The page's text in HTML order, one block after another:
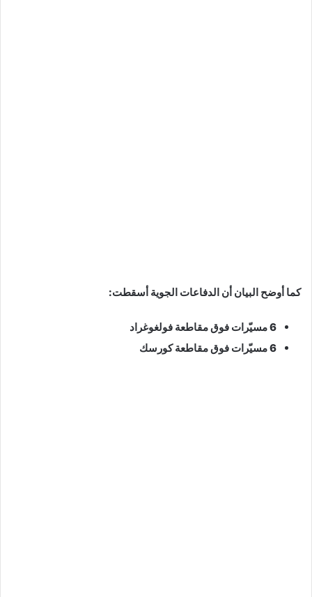
كما أوضح البيان أن الدفاعات الجوية أسقطت:
6 مسيّرات فوق مقاطعة فولغوغراد
6 مسيّرات فوق مقاطعة كورسك